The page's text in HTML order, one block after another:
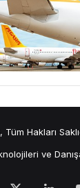
Hakları
ve